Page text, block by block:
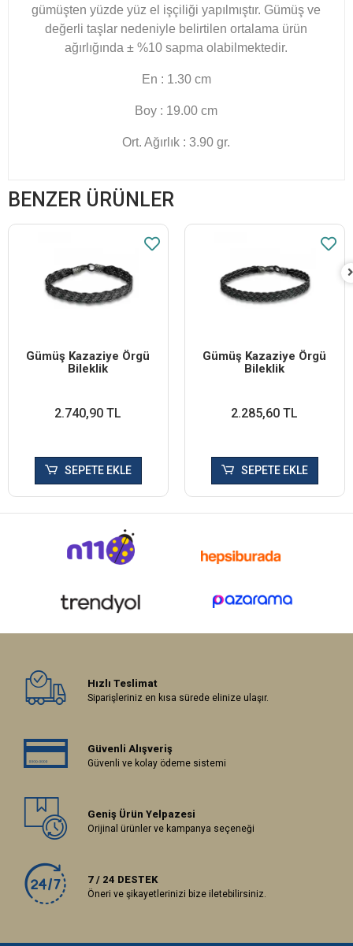
gümüşten yüzde yüz el işçiliği yapılmıştır. Gümüş ve
değerli taşlar nedeniyle belirtilen ortalama ürün
ağırlığında ± %10 sapma olabilmektedir.
En : 1.30 cm
Boy : 19.00 cm
Ort. Ağırlık : 3.90 gr.
BENZER ÜRÜNLER
Gümüş Kazaziye Örgü
Bileklik
2.740,90 TL
SEPETE EKLE
Gümüş Kazaziye Örgü
Bileklik
2.285,60 TL
SEPETE EKLE
Hızlı Teslimat
Siparişleriniz en kısa sürede elinize ulaşır.
Güvenli Alışveriş
Güvenli ve kolay ödeme sistemi
Geniş Ürün Yelpazesi
Orijinal ürünler ve kampanya seçeneği
7 / 24 DESTEK
Öneri ve şikayetlerinizi bize iletebilirsiniz.